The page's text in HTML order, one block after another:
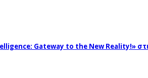
Gateway to the New Reality!»